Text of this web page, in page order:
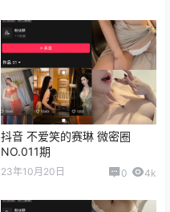
抖音 不爱笑的赛琳 微密圈
NO.011期
23年10月20日 0 4k